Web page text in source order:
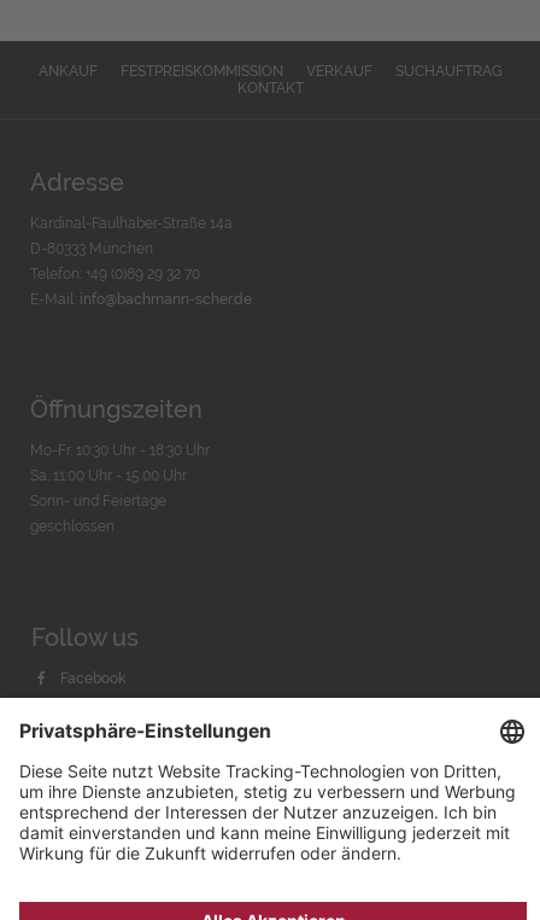
ANKAUF FESTPREISKOMMISSION VERKAUF
SUCHAUFTRAG
KONTAKT
Adresse
Kardinal-Faulhaber-Straße 14a
D-80333 München
Telefon: +49 (0)89 29 32 70
E-Mail: info@bachmann-scher.de
Öffnungszeiten
Mo-Fr. 10:30 Uhr - 18:30 Uhr
Sa. 11:00 Uhr - 15.00 Uhr
Sonn- und Feiertage
geschlossen
Follow us
Facebook
Youtube